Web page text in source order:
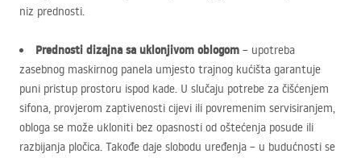
niz prednosti.
Prednosti dizajna sa uklonjivom oblogom – upotreba
zasebnog maskirnog panela umjesto trajnog kućišta garantuje
puni pristup prostoru ispod kade. U slučaju potrebe za čišćenjem
sifona, provjerom zaptivenosti cijevi ili povremenim servisiranjem,
obloga se može ukloniti bez opasnosti od oštećenja posude ili
razbijanja pločica. Takođe daje slobodu uređenja – u budućnosti se